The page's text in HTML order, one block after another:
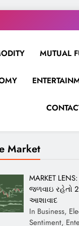
MUTUAL
Market
MARKET
જળવાઇ રહેતો
આશાવાદ
In Business,
Sentiment,